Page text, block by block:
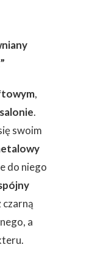
,
salonie.
swoim
do niego
czarną
a